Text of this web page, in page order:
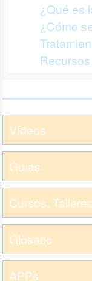
¿Qué es
¿Cómo
Vídeos
Guías
Cursos,
Glosario
APPs